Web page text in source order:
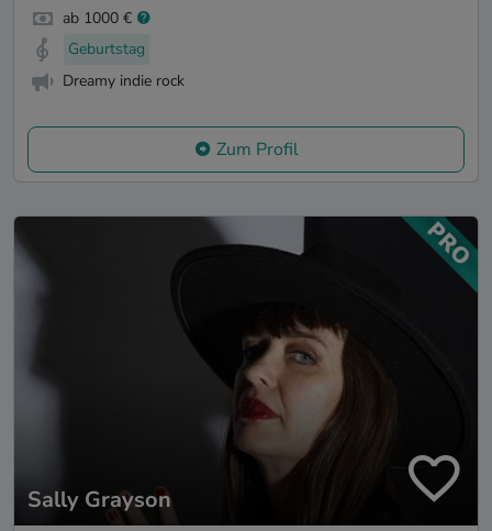
ab 1000 €
Geburtstag
Dreamy indie rock
Zum Profil
Sally Grayson